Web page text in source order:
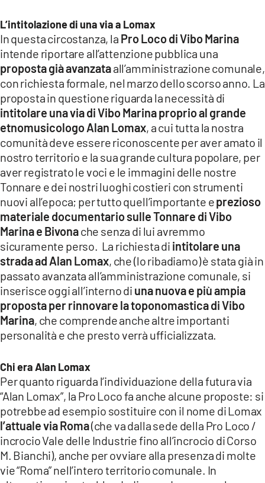
L’intitolazione di una via a Lomax
In questa circostanza, la Pro Loco di Vibo Marina
intende riportare all’attenzione pubblica una
proposta già avanzataall’amministrazione comunale,
con richiesta formale, nel marzo dello scorso anno. La
proposta in questione riguarda la necessità di
intitolare una via di Vibo Marina proprio al grande
etnomusicologo Alan Lomax, a cui tutta la nostra
comunità deve essere riconoscente per aver amato il
nostro territorio e la sua grande cultura popolare, per
aver registrato le voci e le immagini delle nostre
Tonnare e dei nostri luoghi costieri con strumenti
nuovi all’epoca; per tutto quell’importante eprezioso
materiale documentario sulle Tonnare di Vibo
Marina e Bivonache senza di lui avremmo
sicuramente perso. La richiesta di intitolare una
strada ad Alan Lomax, che (lo ribadiamo) è stata già in
passato avanzata all’amministrazione comunale, si
inserisce oggi all’interno di una nuova e più ampia
proposta per rinnovare la toponomastica di Vibo
Marina, che comprende anche altre importanti
personalità e che presto verrà ufficializzata.
Chi era Alan Lomax
Per quanto riguarda l’individuazione della futura via
“Alan Lomax”, la Pro Loco fa anche alcune proposte: si
potrebbe ad esempio sostituire con il nome di Lomax
l’attuale via Roma(che va dalla sede della Pro Loco /
incrocio Vale delle Industrie fino all’incrocio di Corso
M. Bianchi), anche per ovviare alla presenza di molte
vie “Roma” nell’intero territorio comunale. In